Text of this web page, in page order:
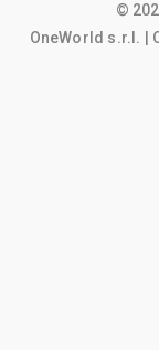
©
OneWorld s.r.l.
|